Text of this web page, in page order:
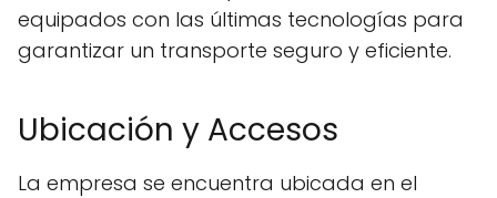
equipados con las últimas tecnologías para
garantizar un transporte seguro y eficiente.
Ubicación y Accesos
La empresa se encuentra ubicada en el